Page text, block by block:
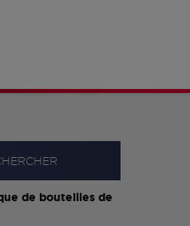
de bouteilles de